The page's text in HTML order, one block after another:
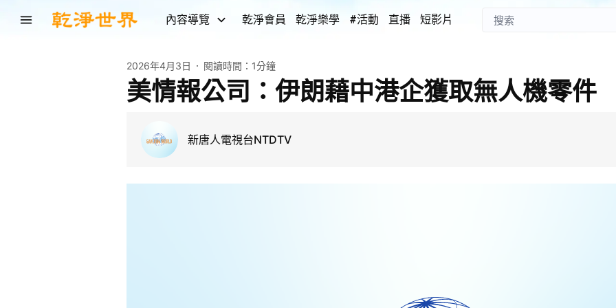
內容導覽 乾淨會員 乾淨樂學 #活動 直播 短影片
2026年4月3日 閱讀時間： 1分鐘
美情報公司：伊朗藉中港企獲取無人機零件
新唐人電視台NTDTV